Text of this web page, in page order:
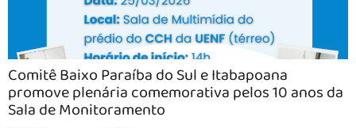
Comitê Baixo Paraíba do Sul e Itabapoana
promove plenária comemorativa pelos 10 anos da
Sala de Monitoramento